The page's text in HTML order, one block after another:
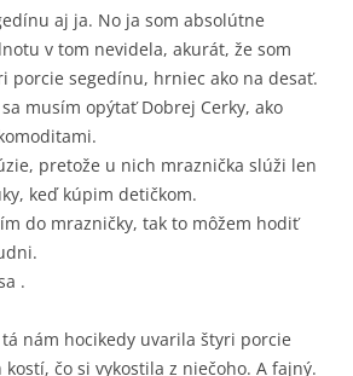
aj ja. No ja som absolútne
v tom nevidela, akurát, že som
porcie segedínu, hrniec ako na desať.
musím opýtať Dobrej Cerky, ako
pretože u nich mraznička slúži len
keď kúpim detičkom.
do mrazničky, tak to môžem hodiť
.
nám hocikedy uvarila štyri porcie
čo si vykostila z niečoho. A fajný.